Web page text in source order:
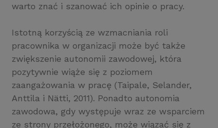
warto znać i szanować ich opinie o pracy.
Istotną korzyścią ze wzmacniania roli
pracownika w organizacji może być także
zwiększenie autonomii zawodowej, która
pozytywnie wiąże się z poziomem
zaangażowania w pracę (Taipale, Selander,
Anttila i Nätti, 2011). Ponadto autonomia
zawodowa, gdy występuje wraz ze wsparciem
ze strony przełożonego, może wiązać się z